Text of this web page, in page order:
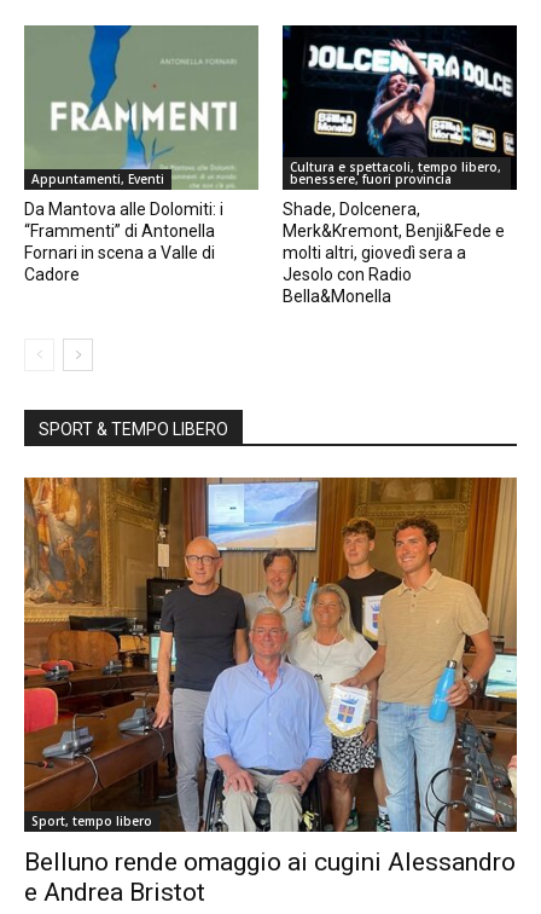
Appuntamenti, Eventi
Da Mantova alle Dolomiti: i
“Frammenti” di Antonella
Fornari in scena a Valle di
Cadore
Cultura e spettacoli, tempo libero,
benessere, fuori provincia
Shade, Dolcenera,
Merk&Kremont, Benji&Fede e
molti altri, giovedì sera a
Jesolo con Radio
Bella&Monella
SPORT & TEMPO LIBERO
Sport, tempo libero
Belluno rende omaggio ai cugini Alessandro
e Andrea Bristot